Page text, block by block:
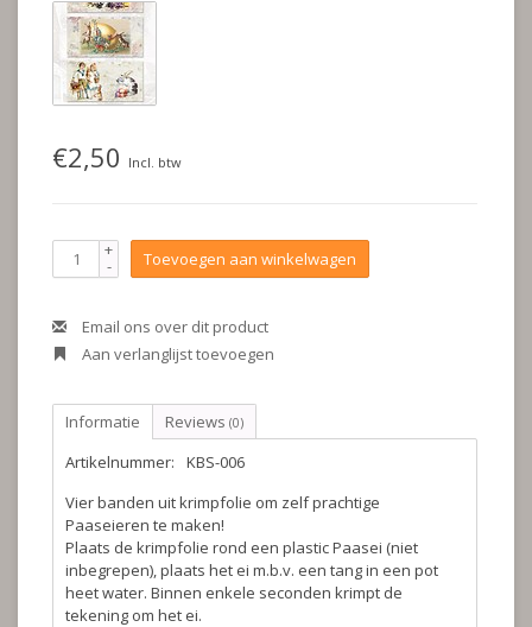
€2,50 Incl. btw
+
- Toevoegen aan winkelwagen
Email ons over dit product
Aan verlanglijst toevoegen
Informatie Reviews (0)
Artikelnummer:
KBS-006
Vier banden uit krimpfolie om zelf prachtige
Paaseieren te maken!
Plaats de krimpfolie rond een plastic Paasei (niet
inbegrepen), plaats het ei m.b.v. een tang in een pot
heet water. Binnen enkele seconden krimpt de
tekening om het ei.